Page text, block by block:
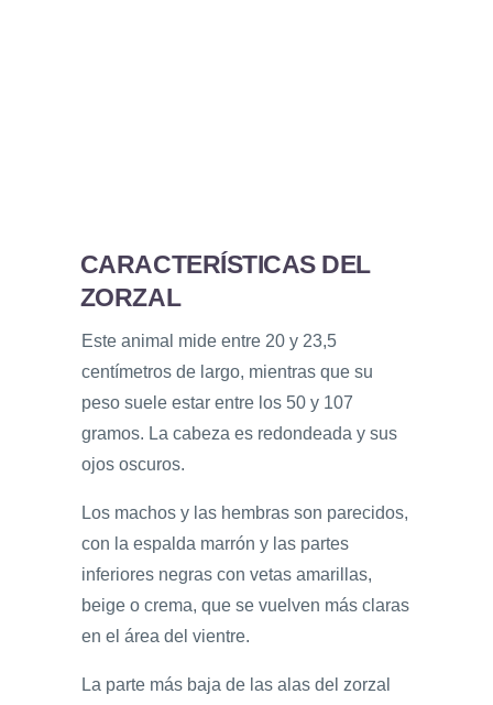
CARACTERÍSTICAS DEL
ZORZAL
Este animal mide entre 20 y 23,5
centímetros de largo, mientras que su
peso suele estar entre los 50 y 107
gramos. La cabeza es redondeada y sus
ojos oscuros.
Los machos y las hembras son parecidos,
con la espalda marrón y las partes
inferiores negras con vetas amarillas,
beige o crema, que se vuelven más claras
en el área del vientre.
La parte más baja de las alas del zorzal